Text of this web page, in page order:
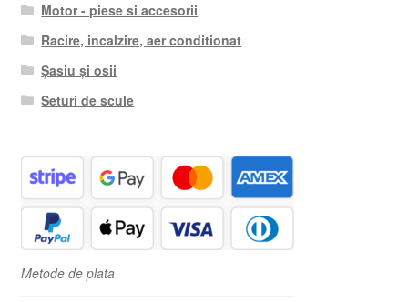
Motor - piese si accesorii
Racire, incalzire, aer conditionat
Șasiu și osii
Seturi de scule
Metode de plata